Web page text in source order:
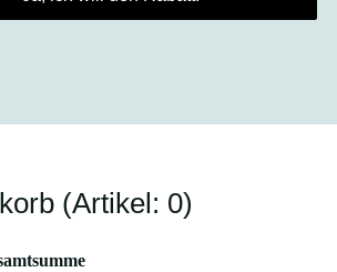
(Artikel: 0)